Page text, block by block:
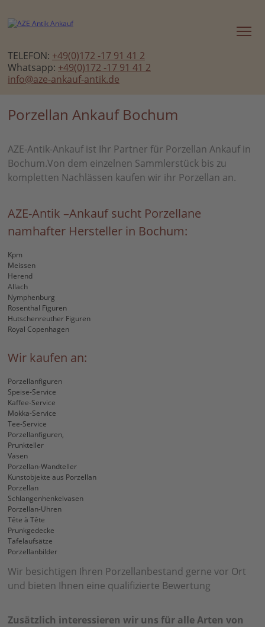
TELEFON: +49(0)172 -17 91 41 2
Whatsapp: +49(0)172 -17 91 41 2
info@aze-ankauf-antik.de
Porzellan Ankauf Bochum
AZE-Antik-Ankauf ist Ihr Partner für Porzellan Ankauf in
Bochum.Von dem einzelnen Sammlerstück bis zu
kompletten Nachlässen kaufen wir ihr Porzellan an.
AZE-Antik –Ankauf sucht Porzellane
namhafter Hersteller in Bochum:
Kpm
Meissen
Herend
Allach
Nymphenburg
Rosenthal Figuren
Hutschenreuther Figuren
Royal Copenhagen
Wir kaufen an:
Porzellanfiguren
Speise-Service
Kaffee-Service
Mokka-Service
Tee-Service
Porzellanfiguren,
Prunkteller
Vasen
Porzellan-Wandteller
Kunstobjekte aus Porzellan
Porzellan
Schlangenhenkelvasen
Porzellan-Uhren
Tête à Tête
Prunkgedecke
Tafelaufsätze
Porzellanbilder
Wir besichtigen Ihren Porzellanbestand gerne vor Ort
und bieten Ihnen eine qualifizierte Bewertung
Zusätzlich interessieren wir uns für alle Arten von